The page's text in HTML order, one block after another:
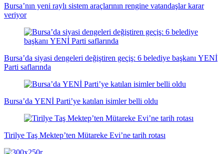
Bursa’nın yeni raylı sistem araçlarının rengine vatandaşlar karar
veriyor
Bursa’da siyasi dengeleri değiştiren geçiş: 6 belediye başkanı YENİ
Parti saflarında
Bursa’da YENİ Parti’ye katılan isimler belli oldu
Tirilye Taş Mektep’ten Mütareke Evi’ne tarih rotası